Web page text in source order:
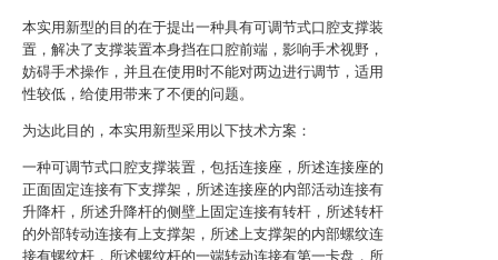
本实用新型的目的在于提出一种具有可调节式口腔支撑装
置，解决了支撑装置本身挡在口腔前端，影响手术视野，
妨碍手术操作，并且在使用时不能对两边进行调节，适用
性较低，给使用带来了不便的问题。
为达此目的，本实用新型采用以下技术方案：
一种可调节式口腔支撑装置，包括连接座，所述连接座的
正面固定连接有下支撑架，所述连接座的内部活动连接有
升降杆，所述升降杆的侧壁上固定连接有转杆，所述转杆
的外部转动连接有上支撑架，所述上支撑架的内部螺纹连
接有螺纹杆，所述螺纹杆的一端转动连接有第一卡盘，所